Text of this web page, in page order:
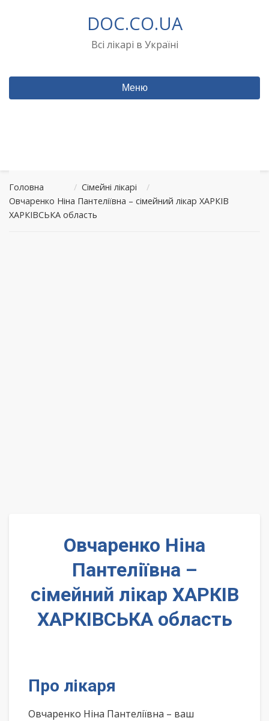
DOC.CO.UA
Всі лікарі в Україні
Меню
Головна / Сімейні лікарі
/
Овчаренко Ніна Пантеліївна – сімейний лікар ХАРКІВ
ХАРКІВСЬКА область
Овчаренко Ніна
Пантеліївна –
сімейний лікар ХАРКІВ
ХАРКІВСЬКА область
Про лікаря
Овчаренко Ніна Пантеліївна – ваш